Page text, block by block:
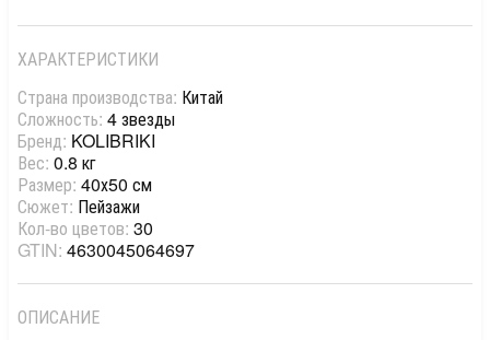
ХАРАКТЕРИСТИКИ
Страна производства: Китай
Сложность: 4 звезды
Бренд: KOLIBRIKI
Вес: 0.8 кг
Размер: 40х50 см
Сюжет: Пейзажи
Кол-во цветов: 30
GTIN: 4630045064697
ОПИСАНИЕ